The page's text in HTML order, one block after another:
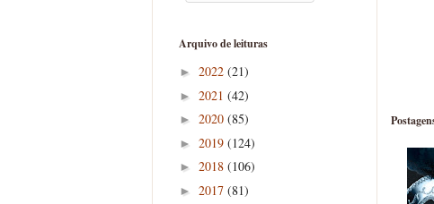
Arquivo de leituras
► 2022 (21)
► 2021 (42)
► 2020 (85)
► 2019 (124)
► 2018 (106)
► 2017 (81)